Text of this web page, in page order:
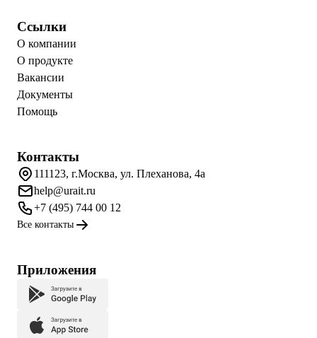
Ссылки
О компании
О продукте
Вакансии
Документы
Помощь
Контакты
111123, г.Москва, ул. Плеханова, 4а
help@urait.ru
+7 (495) 744 00 12
Все контакты
Приложения